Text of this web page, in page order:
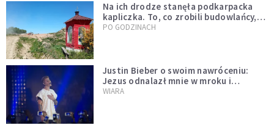
Na ich drodze stanęła podkarpacka
kapliczka. To, co zrobili budowlańcy,
wzrusza i daje nadzieję [GALERIA]
PO GODZINACH
Justin Bieber o swoim nawróceniu:
Jezus odnalazł mnie w mroku i
wyciągnął mnie stamtąd
WIARA